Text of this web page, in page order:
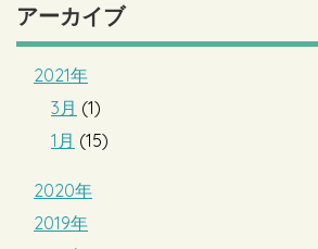
アーカイブ
2021年
3月 (1)
1月 (15)
2020年
2019年